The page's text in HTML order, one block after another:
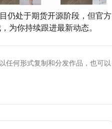
仍处于期货开源阶段，但官方
为你持续跟进最新动态。
任何形式复制和分发作品，也可以